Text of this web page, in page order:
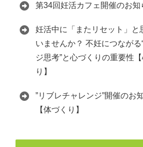
第34回妊活カフェ開催のお知
妊活中に「またリセット」と
いませんか？ 不妊につながる
ジ思考”と心づくりの重要性【
り】
”リブレチャレンジ”開催のお
【体づくり】